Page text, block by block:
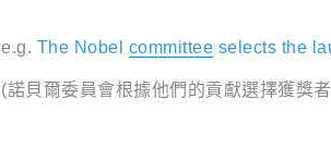
e.g. The Nobel committee selects the
(諾貝爾委員會根據他們的貢獻選擇獲獎